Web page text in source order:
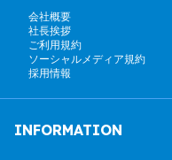
会社概要
社長挨拶
ご利用規約
ソーシャルメディア規約
採用情報
INFORMATION